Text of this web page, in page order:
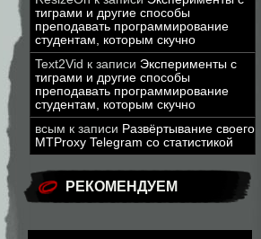
тиграми и другие способы
преподавать программирование
студентам, которым скучно
Text2Vid к записи Эксперименты с
тиграми и другие способы
преподавать программирование
студентам, которым скучно
всым к записи Развёртывание своего
MTProxy Telegram со статистикой
РЕКОМЕНДУЕМ